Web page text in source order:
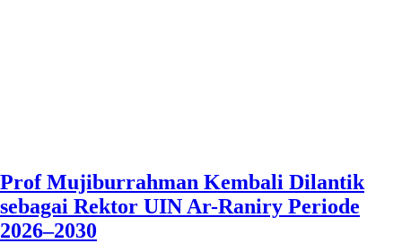
Prof Mujiburrahman Kembali Dilantik
sebagai Rektor UIN Ar-Raniry Periode
2026–2030